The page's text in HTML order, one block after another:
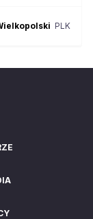
PLK